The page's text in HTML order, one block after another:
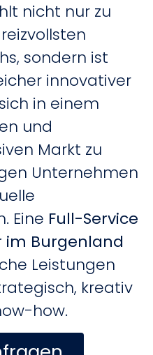
nicht nur zu
sondern ist
innovativer
in einem
und
Markt zu
Unternehmen
Eine Full-Service
im Burgenland
Leistungen
kreativ
how.